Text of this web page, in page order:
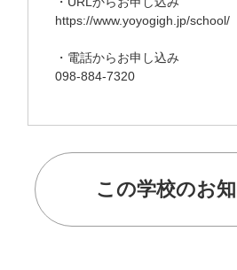
https://www.yoyogigh.jp/school/
・電話からお申し込み
098-884-7320
この学校のお